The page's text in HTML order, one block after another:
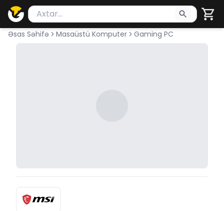
Məhsul axtar
Axtarış üçün ən azı 2 simvol yazın. Göndərmək
Əsas Səhifə Masaüstü Komputer Gaming PC